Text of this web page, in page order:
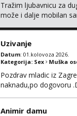
Tražim ljubavnicu za
može i dalje mobilan
Uzivanje
Datum: 01.kolovoza 2026.
Kategorija: Sex Muška
Pozdrav mladic iz
naknadu,po dogovoru
Animir damu